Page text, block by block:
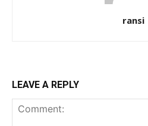
ransi
LEAVE A REPLY